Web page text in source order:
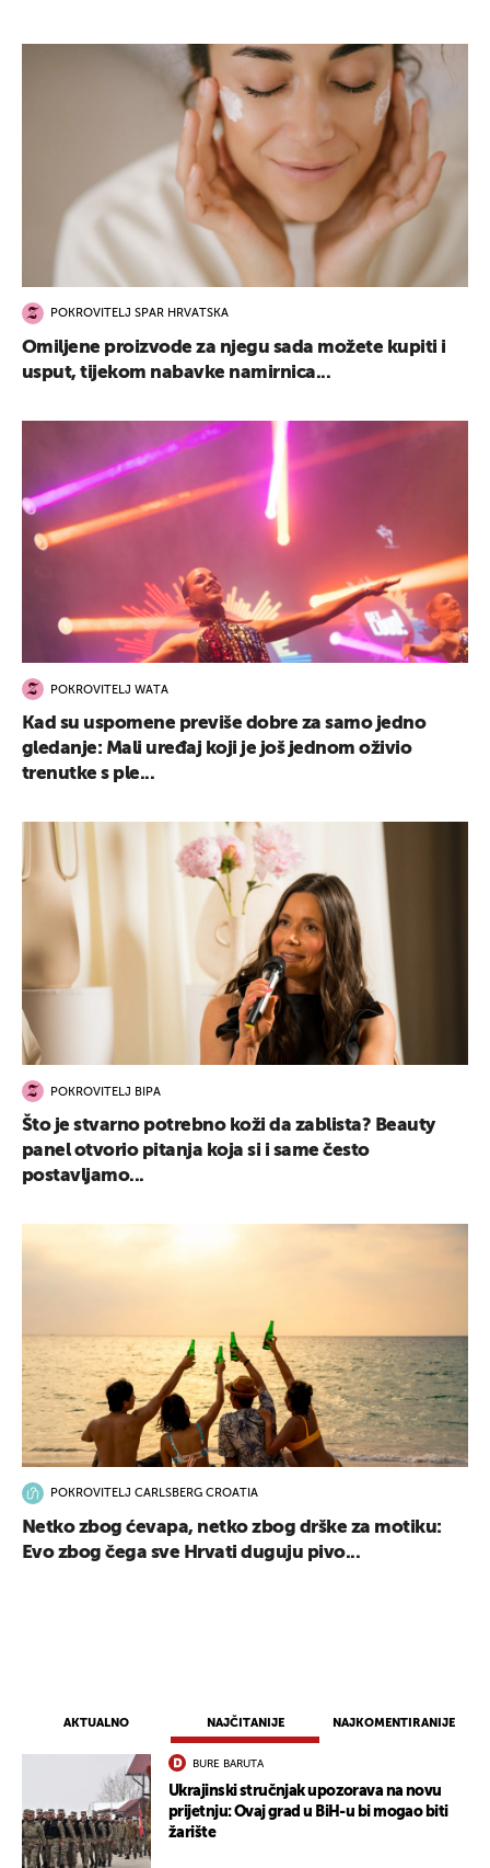
AKTUALNO NAJČITANIJE NAJKOMENTIRANIJE
BURE BARUTA
Ukrajinski stručnjak upozorava na novu
prijetnju: Ovaj grad u BiH-u bi mogao biti
žarište
POKROVITELJ SPAR HRVATSKA
Omiljene proizvode za njegu sada možete kupiti i
usput, tijekom nabavke namirnica...
POKROVITELJ WATA
Kad su uspomene previše dobre za samo jedno
gledanje: Mali uređaj koji je još jednom oživio
trenutke s ple...
POKROVITELJ BIPA
Što je stvarno potrebno koži da zablista? Beauty
panel otvorio pitanja koja si i same često
postavljamo...
POKROVITELJ CARLSBERG CROATIA
Netko zbog ćevapa, netko zbog drške za motiku:
Evo zbog čega sve Hrvati duguju pivo...
UKLJUČITE NOTIFIKACIJE